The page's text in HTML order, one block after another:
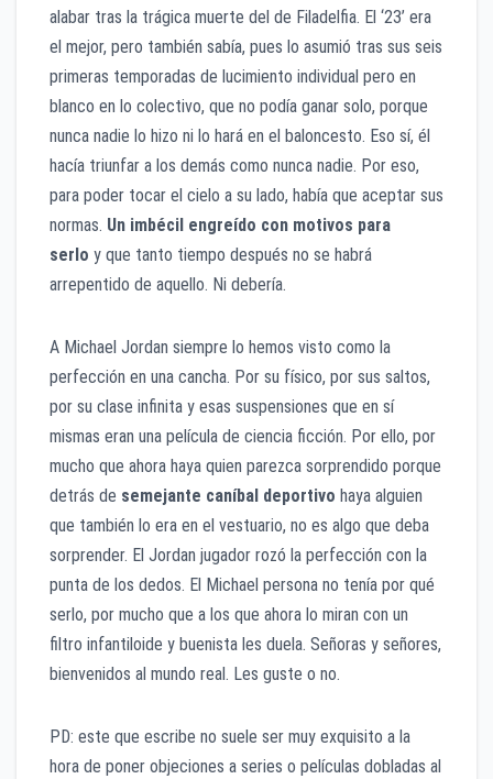
alabar tras la trágica muerte del de Filadelfia. El ‘23’ era
el mejor, pero también sabía, pues lo asumió tras sus seis
primeras temporadas de lucimiento individual pero en
blanco en lo colectivo, que no podía ganar solo, porque
nunca nadie lo hizo ni lo hará en el baloncesto. Eso sí, él
hacía triunfar a los demás como nunca nadie. Por eso,
para poder tocar el cielo a su lado, había que aceptar sus
normas. Un imbécil engreído con motivos para
serlo y que tanto tiempo después no se habrá
arrepentido de aquello. Ni debería.
A Michael Jordan siempre lo hemos visto como la
perfección en una cancha. Por su físico, por sus saltos,
por su clase infinita y esas suspensiones que en sí
mismas eran una película de ciencia ficción. Por ello, por
mucho que ahora haya quien parezca sorprendido porque
detrás de semejante caníbal deportivo haya alguien
que también lo era en el vestuario, no es algo que deba
sorprender. El Jordan jugador rozó la perfección con la
punta de los dedos. El Michael persona no tenía por qué
serlo, por mucho que a los que ahora lo miran con un
filtro infantiloide y buenista les duela. Señoras y señores,
bienvenidos al mundo real. Les guste o no.
PD: este que escribe no suele ser muy exquisito a la
hora de poner objeciones a series o películas dobladas al